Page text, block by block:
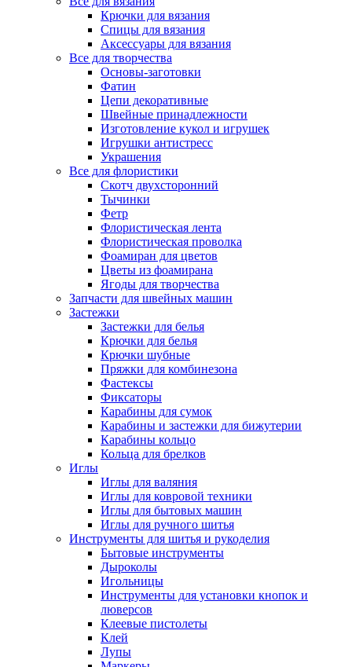
Крючки для вязания
Спицы для вязания
Аксессуары для вязания
Все для творчества
Основы-заготовки
Фатин
Цепи декоративные
Швейные принадлежности
Изготовление кукол и игрушек
Игрушки антистресс
Украшения
Все для флористики
Скотч двухсторонний
Тычинки
Фетр
Флористическая лента
Флористическая проволка
Фоамиран для цветов
Цветы из фоамирана
Ягоды для творчества
Запчасти для швейных машин
Застежки
Застежки для белья
Крючки для белья
Крючки шубные
Пряжки для комбинезона
Фастексы
Фиксаторы
Карабины для сумок
Карабины и застежки для бижутерии
Карабины кольцо
Кольца для брелков
Иглы
Иглы для валяния
Иглы для ковровой техники
Иглы для бытовых машин
Иглы для ручного шитья
Инструменты для шитья и рукоделия
Бытовые инструменты
Дыроколы
Игольницы
Инструменты для установки кнопок и
люверсов
Клеевые пистолеты
Клей
Лупы